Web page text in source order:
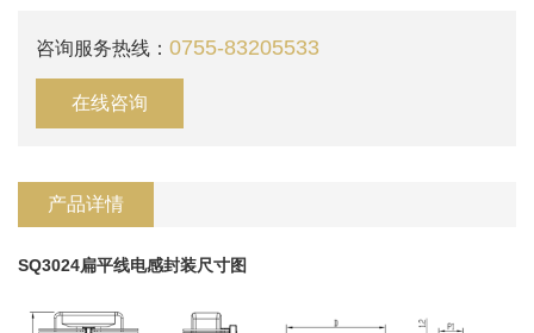
咨询服务热线： 0755-83205533
在线咨询
产品详情
SQ3024扁平线电感封装尺寸图